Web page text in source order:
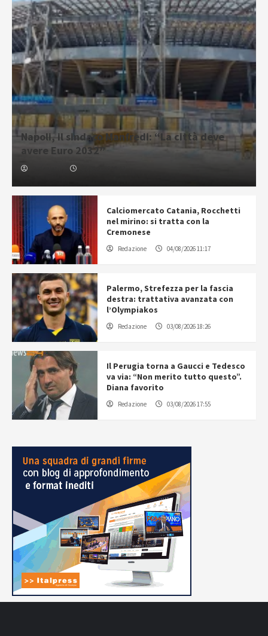
Napoli, il sindaco Manfredi: “La città deve
avere Euro 2032”
Calciomercato Catania, Rocchetti
nel mirino: si tratta con la
Cremonese
Redazione 04/08/2026 11:17
Palermo, Strefezza per la fascia
destra: trattativa avanzata con
l’Olympiakos
Redazione 03/08/2026 18:26
Il Perugia torna a Gaucci e Tedesco
va via: “Non merito tutto questo”.
Diana favorito
Redazione 03/08/2026 17:55